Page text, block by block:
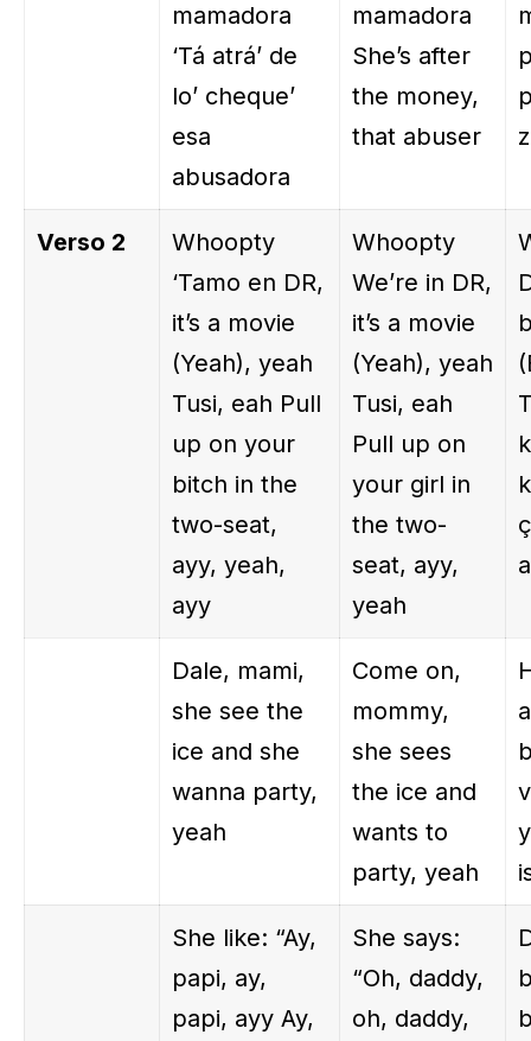
mamadora
‘Tá atrá’ de
lo’ cheque’
esa
abusadora
mamadora
She’s after
the money,
that abuser
Verso 2
Whoopty
‘Tamo en DR,
it’s a movie
(Yeah), yeah
Tusi, eah Pull
up on your
bitch in the
two-seat,
ayy, yeah,
ayy
Whoopty
We’re in DR,
it’s a movie
(Yeah), yeah
Tusi, eah
Pull up on
your girl in
the two-
seat, ayy,
yeah
Dale, mami,
she see the
ice and she
wanna party,
yeah
Come on,
mommy,
she sees
the ice and
wants to
party, yeah
She like: “Ay,
papi, ay,
papi, ayy Ay,
She says:
“Oh, daddy,
oh, daddy,